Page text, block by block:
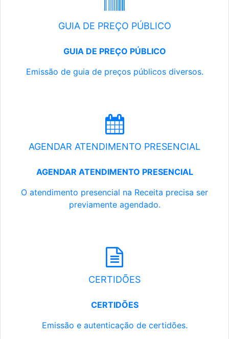
GUIA DE PREÇO PÚBLICO
GUIA DE PREÇO PÚBLICO
Emissão de guia de preços públicos diversos.
AGENDAR ATENDIMENTO PRESENCIAL
AGENDAR ATENDIMENTO PRESENCIAL
O atendimento presencial na Receita precisa ser
previamente agendado.
CERTIDÕES
CERTIDÕES
Emissão e autenticação de certidões.